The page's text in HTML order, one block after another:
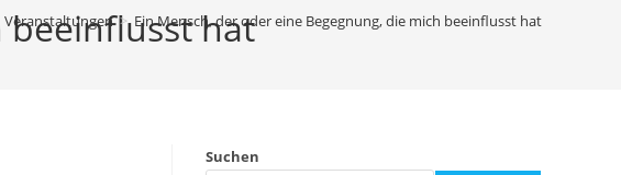
beeinflusst hat
Veranstaltungen > Ein Mensch, der oder eine Begegnung, die mich beeinflusst hat
Suchen